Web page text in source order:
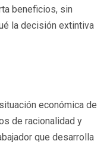
beneficios, sin
la decisión extintiva
económica de
de racionalidad y
que desarrolla